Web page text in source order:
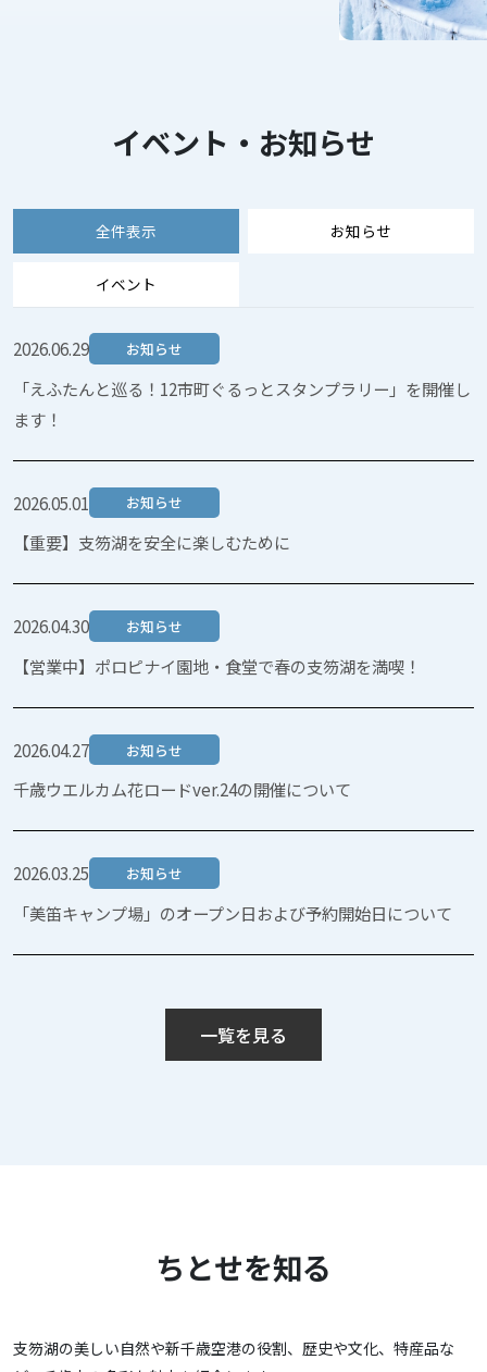
イベント・お知らせ
全件表示 お知らせ
イベント
2026.06.29 お知らせ
「えふたんと巡る！12市町ぐるっとスタンプラリー」を開催し
ます！
2026.05.01 お知らせ
【重要】支笏湖を安全に楽しむために
2026.04.30 お知らせ
【営業中】ポロピナイ園地・食堂で春の支笏湖を満喫！
2026.04.27 お知らせ
千歳ウエルカム花ロードver.24の開催について
2026.03.25 お知らせ
「美笛キャンプ場」のオープン日および予約開始日について
【4/25～】千歳で自転車レンタル「そらちゃり」のサービスが
【10.18開催】アドベンチャーツーリズムガイド研修 基礎セ
一覧を見る
ちとせを知る
支笏湖の美しい自然や新千歳空港の役割、歴史や文化、特産品な